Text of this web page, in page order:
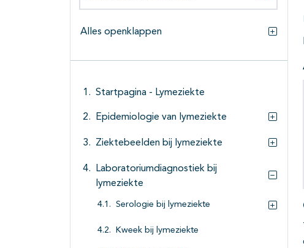
Zoeken
Alles openklappen
Alles
Startpagina - Lymeziekte
Epidemiologie van lymeziekte
Ziektebeelden bij lymeziekte
Laboratoriumdiagnostiek bij
lymeziekte
Serologie bij lymeziekte
Kweek bij lymeziekte